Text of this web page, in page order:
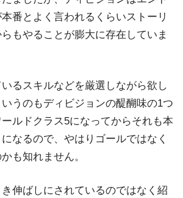
番とよく言われるくらいストーリ
もやることが膨大に存在していま
るスキルなどを厳選しながら欲し
うのもディビジョンの醍醐味の1つ
ルドクラス5になってからそれも本
なるので、やはりゴールではなく
も知れません。
伸ばしにされているのではなく紹